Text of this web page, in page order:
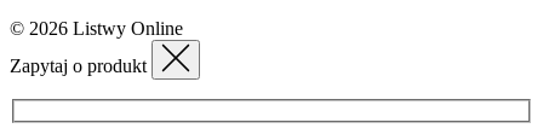
© 2026 Listwy Online
Zapytaj o produkt